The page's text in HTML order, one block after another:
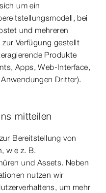
um ein
bei
und mehreren
Verfügung gestellt
Produkte
Apps, Web-Interface,
Dritter).
mitteilen
Bereitstellung von
wie z. B.
und Assets. Neben
nutzen wir
um mehr